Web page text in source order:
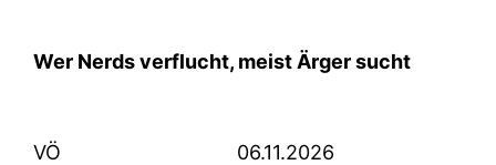
Wer Nerds verflucht, meist Ärger sucht
VÖ 06.11.2026